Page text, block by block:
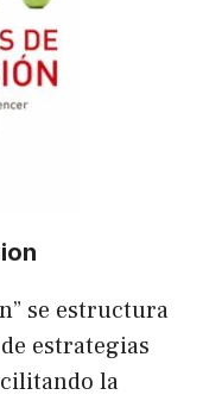
se estructura
estrategias
la